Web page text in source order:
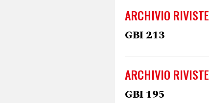
ARCHIVIO RIVISTE
GBI 213
ARCHIVIO RIVISTE
GBI 195